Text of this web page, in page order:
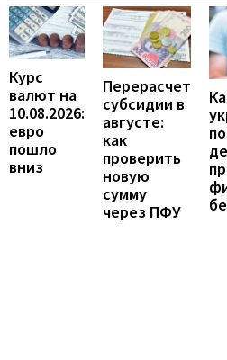
Курс
валют на
10.08.2026:
евро
пошло
вниз
Перерасчет
субсидии в
августе:
как
проверить
новую
сумму
через ПФУ